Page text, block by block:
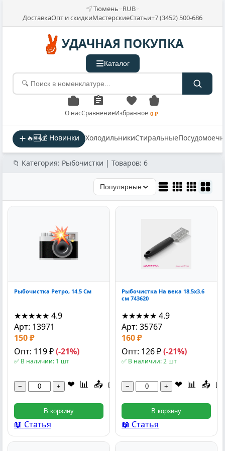
Тюмень RUB
ДоставкаОпт и скидкиМастерскиеСтатьи+7 (3452) 500-686
УДАЧНАЯ ПОКУПКА
Каталог
О насСравнениеИзбранное 0 ₽
🔥🆕💰 Новинки ХолодильникиСтиральные
📁 Категория: Рыбочистки | Товаров: 6
Популярные
Рыбочистка Ретро, 14.5 См
★★★★★ 4.9
Арт: 13971
150 ₽
Опт: 119 ₽(-21%)
✅ В наличии: 1 шт
− + ❤ 📊 📤 📖
В корзину
📖 Статья
Рыбочистка На века 18.5х3.6
см 743620
★★★★★ 4.9
Арт: 35767
160 ₽
Опт: 126 ₽(-21%)
✅ В наличии: 2 шт
− + ❤ 📊 📤 📖
В корзину
📖 Статья